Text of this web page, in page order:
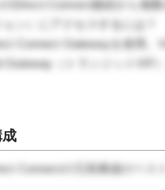
のDirect Connect接続から複
Connect Gatewayを使用。
Gateway（トランジットVIF
Connectの冗長構成のベス